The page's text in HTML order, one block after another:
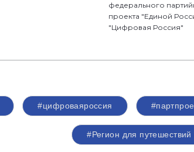
федерального
проекта "Единой
"Цифровая Россия"
#цифроваяроссия
#Регион для путешествий